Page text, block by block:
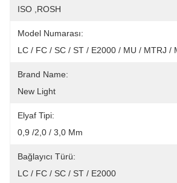
ISO ,ROSH
Model Numarası:
LC / FC / SC / ST / E2000 / MU / MTRJ /
Brand Name:
New Light
Elyaf Tipi:
0,9 /2,0 / 3,0 Mm
Bağlayıcı Türü:
LC / FC / SC / ST / E2000